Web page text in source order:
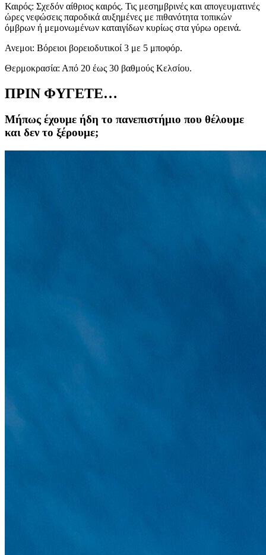
Καιρός: Σχεδόν αίθριος καιρός. Τις μεσημβρινές και απογευματινές
ώρες νεφώσεις παροδικά αυξημένες με πιθανότητα τοπικών
όμβρων ή μεμονωμένων καταιγίδων κυρίως στα γύρω ορεινά.
Ανεμοι: Βόρειοι βορειοδυτικοί 3 με 5 μποφόρ.
Θερμοκρασία: Από 20 έως 30 βαθμούς Κελσίου.
ΠΡΙΝ ΦΥΓΕΤΕ…
Μήπως έχουμε ήδη το πανεπιστήμιο που θέλουμε
και δεν το ξέρουμε;